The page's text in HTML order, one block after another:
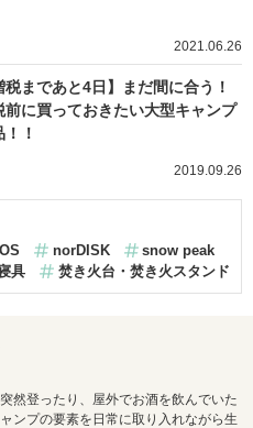
2021.06.26
税まであと4日】まだ間に合う！
前に買っておきたい大型キャンプ
！！
2019.09.26
norDISK
snow peak
具 焚き火台・焚き火スタンド
然登ったり、屋外でお酒を飲んでいた
ンプの要素を日常に取り入れながら生